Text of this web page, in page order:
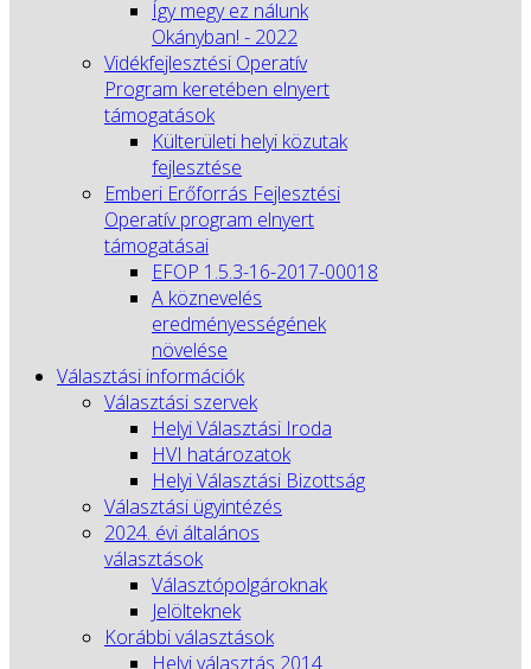
Így megy ez nálunk
Okányban! - 2022
Vidékfejlesztési Operatív
Program keretében elnyert
támogatások
Külterületi helyi közutak
fejlesztése
Emberi Erőforrás Fejlesztési
Operatív program elnyert
támogatásai
EFOP 1.5.3-16-2017-00018
A köznevelés
eredményességének
növelése
Választási információk
Választási szervek
Helyi Választási Iroda
HVI határozatok
Helyi Választási Bizottság
Választási ügyintézés
2024. évi általános
választások
Választópolgároknak
Jelölteknek
Korábbi választások
Helyi választás 2014